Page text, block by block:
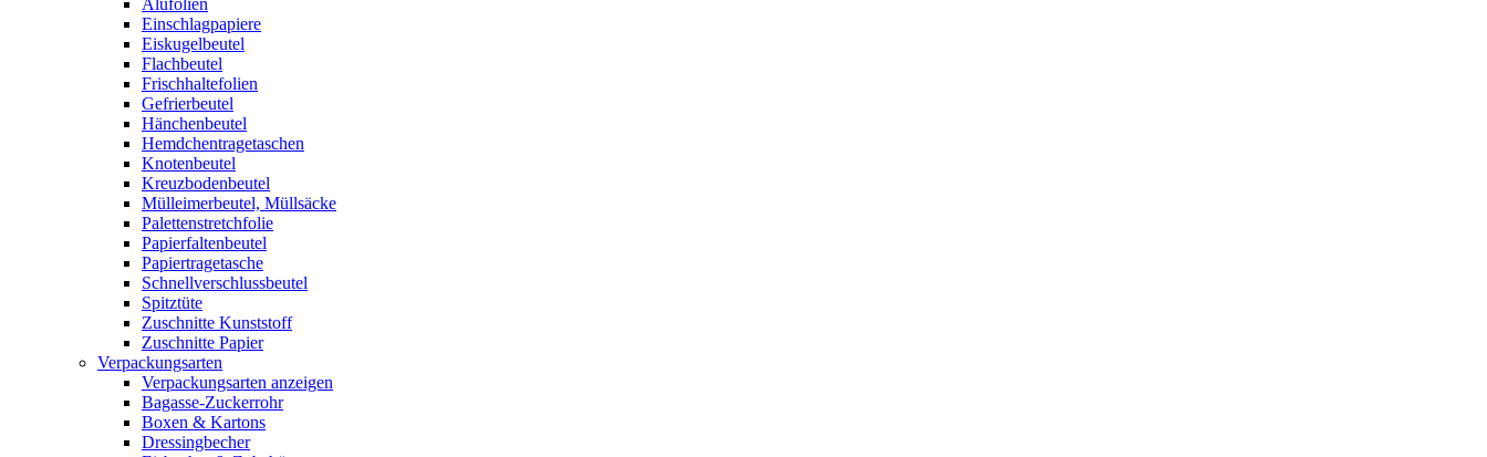
Alufolien
Einschlagpapiere
Eiskugelbeutel
Flachbeutel
Frischhaltefolien
Gefrierbeutel
Hänchenbeutel
Hemdchentragetaschen
Knotenbeutel
Kreuzbodenbeutel
Mülleimerbeutel, Müllsäcke
Palettenstretchfolie
Papierfaltenbeutel
Papiertragetasche
Schnellverschlussbeutel
Spitztüte
Zuschnitte Kunststoff
Zuschnitte Papier
Verpackungsarten
Verpackungsarten anzeigen
Bagasse-Zuckerrohr
Boxen & Kartons
Dressingbecher